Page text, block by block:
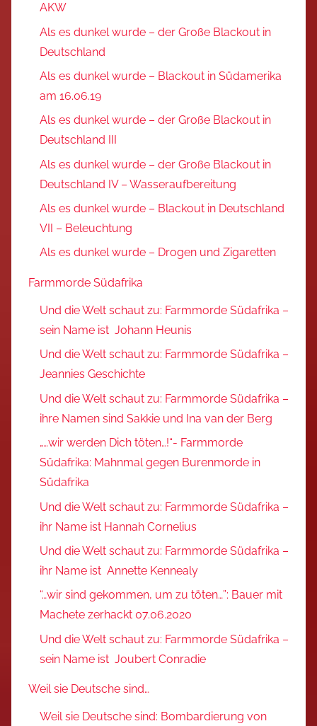
AKW
Als es dunkel wurde – der Große Blackout in
Deutschland
Als es dunkel wurde – Blackout in Südamerika
am 16.06.19
Als es dunkel wurde – der Große Blackout in
Deutschland III
Als es dunkel wurde – der Große Blackout in
Deutschland IV – Wasseraufbereitung
Als es dunkel wurde – Blackout in Deutschland
VII – Beleuchtung
Als es dunkel wurde – Drogen und Zigaretten
Farmmorde Südafrika
Und die Welt schaut zu: Farmmorde Südafrika –
sein Name ist Johann Heunis
Und die Welt schaut zu: Farmmorde Südafrika –
Jeannies Geschichte
Und die Welt schaut zu: Farmmorde Südafrika –
ihre Namen sind Sakkie und Ina van der Berg
„…wir werden Dich töten…!“- Farmmorde
Südafrika: Mahnmal gegen Burenmorde in
Südafrika
Und die Welt schaut zu: Farmmorde Südafrika –
ihr Name ist Hannah Cornelius
Und die Welt schaut zu: Farmmorde Südafrika –
ihr Name ist Annette Kennealy
“…wir sind gekommen, um zu töten…”: Bauer mit
Machete zerhackt 07.06.2020
Und die Welt schaut zu: Farmmorde Südafrika –
sein Name ist Joubert Conradie
Weil sie Deutsche sind…
Weil sie Deutsche sind: Bombardierung von